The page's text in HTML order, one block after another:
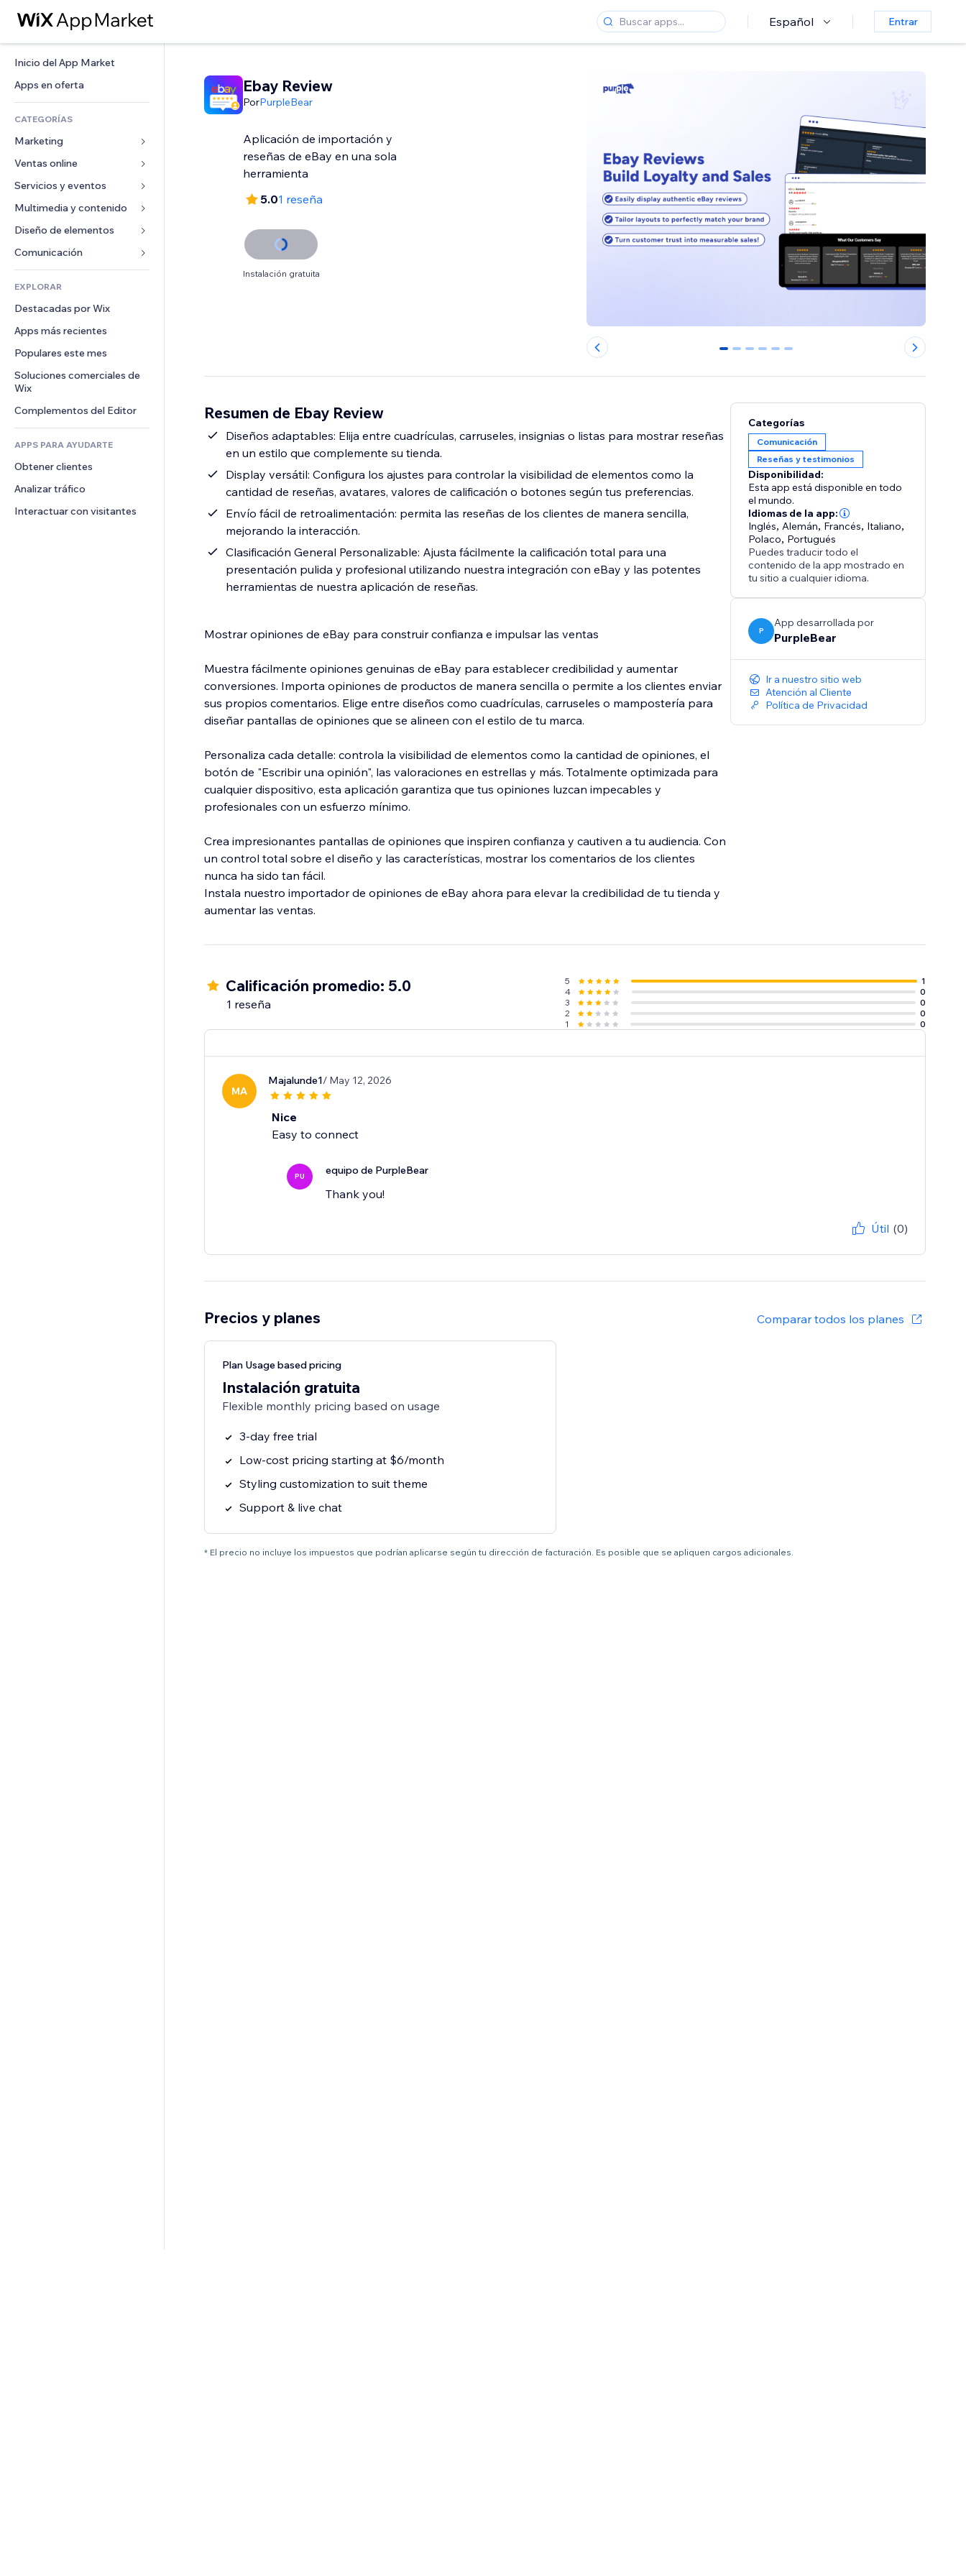
Español Entrar
Inicio del App Market
Apps en oferta
CATEGORÍAS
Marketing
Anuncios
Móvil
Analíticas
Anuncios del sitio
Email
Ventas online
Apps para tiendas
Envíos y entregas
Botones de venta
Contabilidad
Cupones y fidelización
Almacenamiento de mercancía
Crowdfunding
Alimentos y bebidas
Servicios y eventos
Hoteles
Eventos
Restaurantes
Inmobiliarias
Reservas
Multimedia y contenido
Galerías
Música
Pódcast
Fotografía
Video
PDF
Compartir archivos
Noticias
Servicios de contenido
Efectos de texto
Diseño de elementos
Mapas y navegación
Privacidad y seguridad
Reloj
Plantillas para páginas
Efectos de imágenes
Botones y menús
Banners e insignias
Calculadoras
Buscar
Formularios
Encuestas
Chat
Comentarios
Teléfono
Comunidad
Reseñas y testimonios
EXPLORAR
Destacadas por Wix
Apps más recientes
Populares este mes
Soluciones comerciales de
Wix
Complementos del Editor
APPS PARA AYUDARTE
Obtener clientes
Analizar tráfico
Interactuar con visitantes
Ebay Review
PorPurpleBear
Aplicación de importación y
reseñas de eBay en una sola
herramienta
5.01 reseña
Instalación gratuita
0 1 2 3 4 5
Resumen de Ebay Review
Diseños adaptables: Elija entre cuadrículas, carruseles, insignias o listas para mostrar reseñas
en un estilo que complemente su tienda.
Display versátil: Configura los ajustes para controlar la visibilidad de elementos como la
cantidad de reseñas, avatares, valores de calificación o botones según tus preferencias.
Envío fácil de retroalimentación: permita las reseñas de los clientes de manera sencilla,
mejorando la interacción.
Clasificación General Personalizable: Ajusta fácilmente la calificación total para una
presentación pulida y profesional utilizando nuestra integración con eBay y las potentes
herramientas de nuestra aplicación de reseñas.
Mostrar opiniones de eBay para construir confianza e impulsar las ventas
Muestra fácilmente opiniones genuinas de eBay para establecer credibilidad y aumentar
conversiones. Importa opiniones de productos de manera sencilla o permite a los clientes enviar
sus propios comentarios. Elige entre diseños como cuadrículas, carruseles o mampostería para
diseñar pantallas de opiniones que se alineen con el estilo de tu marca.
Personaliza cada detalle: controla la visibilidad de elementos como la cantidad de opiniones, el
botón de "Escribir una opinión", las valoraciones en estrellas y más. Totalmente optimizada para
cualquier dispositivo, esta aplicación garantiza que tus opiniones luzcan impecables y
profesionales con un esfuerzo mínimo.
Crea impresionantes pantallas de opiniones que inspiren confianza y cautiven a tu audiencia. Con
un control total sobre el diseño y las características, mostrar los comentarios de los clientes
nunca ha sido tan fácil.
Instala nuestro importador de opiniones de eBay ahora para elevar la credibilidad de tu tienda y
aumentar las ventas.
Categorías
Comunicación
Reseñas y testimonios
Disponibilidad:
Esta app está disponible en todo
el mundo.
Idiomas de la app:
Inglés, Alemán, Francés, Italiano,
Polaco, Portugués
Puedes traducir todo el
contenido de la app mostrado en
tu sitio a cualquier idioma.
P
App desarrollada por
PurpleBear
Ir a nuestro sitio web
Atención al Cliente
Política de Privacidad
Calificación promedio: 5.0
1 reseña
5
1
4
0
3
0
2
0
1
0
MA
Majalunde1/ May 12, 2026
Nice
Easy to connect
PU equipo de PurpleBear
Thank you!
Útil (0)
Precios y planes Comparar todos los planes
Plan Usage based pricing
Instalación gratuita
Flexible monthly pricing based on usage
3-day free trial
Low-cost pricing starting at $6/month
Styling customization to suit theme
Support & live chat
* El precio no incluye los impuestos que podrían aplicarse según tu dirección de facturación. Es posible que se apliquen cargos adicionales.